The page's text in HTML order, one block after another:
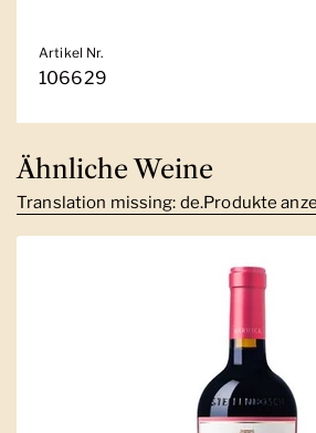
Artikel Nr.
106629
Ähnliche Weine
Translation missing: de.Produkte